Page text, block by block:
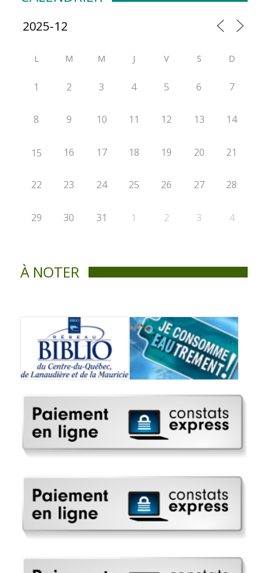
L M M J V S D
1 2 3 4 5 6 7
8 9 10 11 12 13 14
15 16 17 18 19 20 21
22 23 24 25 26 27 28
29 30 31 1 2 3 4
À NOTER